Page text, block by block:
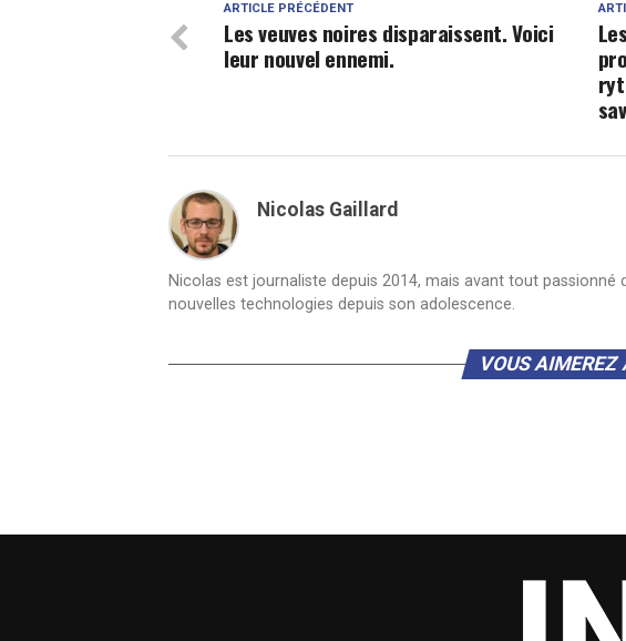
ARTICLE PRÉCÉDENT
Les veuves noires disparaissent. Voici
leur nouvel ennemi.
Nicolas Gaillard
Nicolas est journaliste depuis 2014, mais avant tout passionné
nouvelles technologies depuis son adolescence.
VOUS AIMEREZ